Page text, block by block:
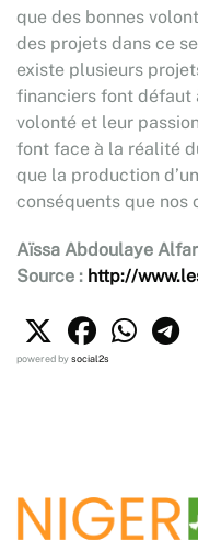
que des bonnes
des projets dans ce
existe plusieurs
financiers font défaut
volonté et leur
font face à la réalité
que la production
conséquents que nos
Aïssa Abdoulaye
Source : http://
powered bysocial2s